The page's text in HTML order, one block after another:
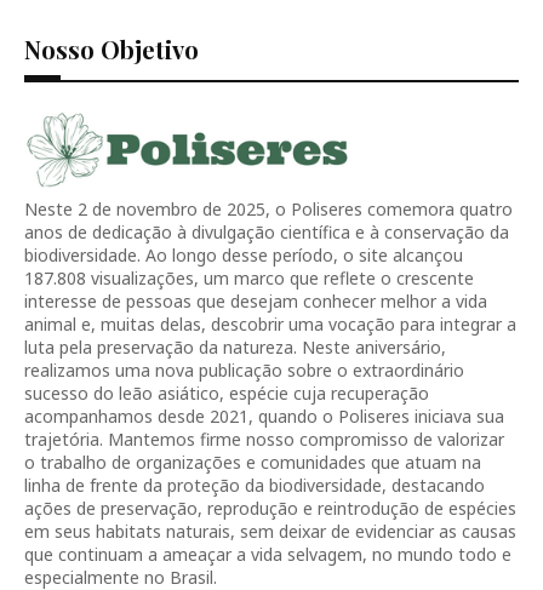
Nosso Objetivo
Neste 2 de novembro de 2025, o Poliseres comemora quatro
anos de dedicação à divulgação científica e à conservação da
biodiversidade. Ao longo desse período, o site alcançou
187.808 visualizações, um marco que reflete o crescente
interesse de pessoas que desejam conhecer melhor a vida
animal e, muitas delas, descobrir uma vocação para integrar a
luta pela preservação da natureza. Neste aniversário,
realizamos uma nova publicação sobre o extraordinário
sucesso do leão asiático, espécie cuja recuperação
acompanhamos desde 2021, quando o Poliseres iniciava sua
trajetória. Mantemos firme nosso compromisso de valorizar
o trabalho de organizações e comunidades que atuam na
linha de frente da proteção da biodiversidade, destacando
ações de preservação, reprodução e reintrodução de espécies
em seus habitats naturais, sem deixar de evidenciar as causas
que continuam a ameaçar a vida selvagem, no mundo todo e
especialmente no Brasil.